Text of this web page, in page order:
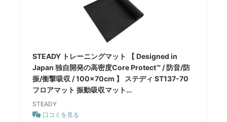
STEADY トレーニングマット 【 Designed in
Japan 独自開発の高密度Core Protect™ / 防音/防
振/衝撃吸収 / 100×70cm 】 ステディ ST137-70
フロアマット 振動吸収マット…
STEADY
口コミを見る